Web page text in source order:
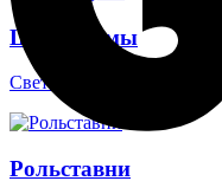
Шлагбаумы
Светоотражающие
Рольставни